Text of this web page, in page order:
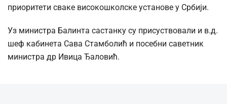
приоритети сваке високошколске установе у Србији.
Уз министра Балинта састанку су присуствовали и в.д.
шеф кабинета Сава Стамболић и посебни саветник
министра др Ивица Ђаловић.